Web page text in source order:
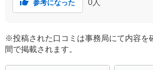
参考になった 0 人
※投稿された口コミは事務局にて内容を
間で掲載されます。